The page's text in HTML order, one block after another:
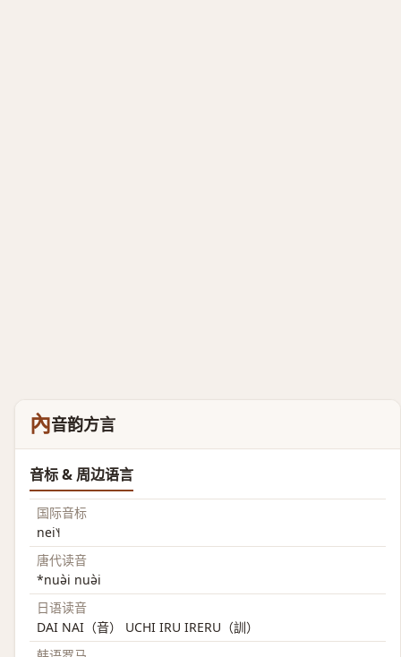
內音韵方言
音标 & 周边语言
国际音标
nei˥˧
唐代读音
*nuə̀i nuə̀i
日语读音
DAI NAI（音） UCHI IRU IRERU（訓）